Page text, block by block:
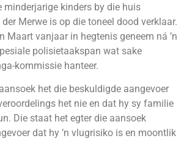
minderjarige kinders by die huis
Merwe is op die toneel dood verklaar.
Maart vanjaar in hegtenis geneem ná ’n
polisietaakspan wat sake
kommissie hanteer.
het die beskuldigde aangevoer
het nie en dat hy sy familie
Die staat het egter die aansoek
dat hy ’n vlugrisiko is en moontlik